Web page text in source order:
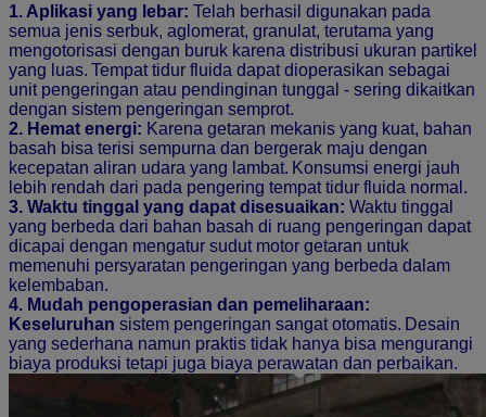
1. Aplikasi yang lebar: Telah berhasil digunakan pada
semua jenis serbuk, aglomerat, granulat, terutama yang
mengotorisasi dengan buruk karena distribusi ukuran partikel
yang luas. Tempat tidur fluida dapat dioperasikan sebagai
unit pengeringan atau pendinginan tunggal - sering dikaitkan
dengan sistem pengeringan semprot.
2. Hemat energi: Karena getaran mekanis yang kuat, bahan
basah bisa terisi sempurna dan bergerak maju dengan
kecepatan aliran udara yang lambat. Konsumsi energi jauh
lebih rendah dari pada pengering tempat tidur fluida normal.
3. Waktu tinggal yang dapat disesuaikan: Waktu tinggal
yang berbeda dari bahan basah di ruang pengeringan dapat
dicapai dengan mengatur sudut motor getaran untuk
memenuhi persyaratan pengeringan yang berbeda dalam
kelembaban.
4. Mudah pengoperasian dan pemeliharaan:
Keseluruhan sistem pengeringan sangat otomatis. Desain
yang sederhana namun praktis tidak hanya bisa mengurangi
biaya produksi tetapi juga biaya perawatan dan perbaikan.